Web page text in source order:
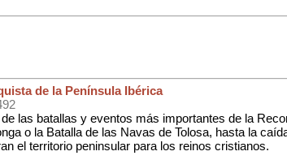
de la Península Ibérica
las batallas y eventos más importantes de la
o la Batalla de las Navas de Tolosa, hasta la
el territorio peninsular para los reinos cristianos.